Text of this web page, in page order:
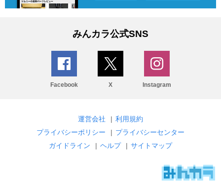
みんカラ公式SNS
Facebook X Instagram
運営会社 | 利用規約
プライバシーポリシー
| プライバシーセンター
ガイドライン
| ヘルプ | サイトマップ